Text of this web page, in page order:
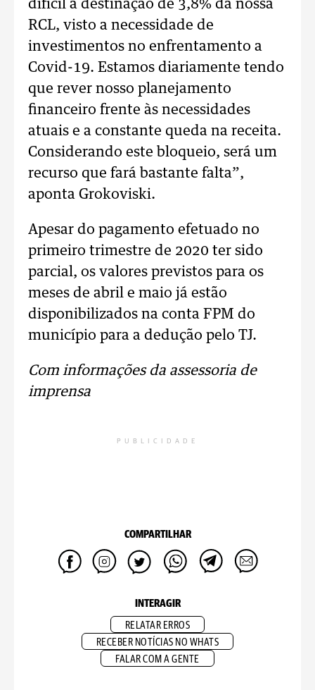
difícil a destinação de 3,8% da nossa
RCL, visto a necessidade de
investimentos no enfrentamento a
Covid-19. Estamos diariamente tendo
que rever nosso planejamento
financeiro frente às necessidades
atuais e a constante queda na receita.
Considerando este bloqueio, será um
recurso que fará bastante falta”,
aponta Grokoviski.
Apesar do pagamento efetuado no
primeiro trimestre de 2020 ter sido
parcial, os valores previstos para os
meses de abril e maio já estão
disponibilizados na conta FPM do
município para a dedução pelo TJ.
Com informações da assessoria de
imprensa
PUBLICIDADE
COMPARTILHAR
INTERAGIR
RELATAR ERROS
RECEBER NOTÍCIAS NO WHATS
FALAR COM A GENTE